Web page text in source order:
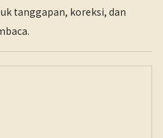
tanggapan, koreksi, dan